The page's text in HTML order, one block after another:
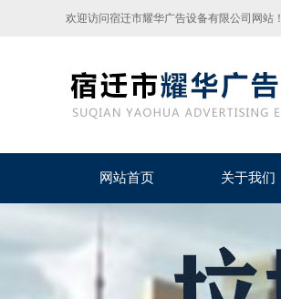
欢迎访问宿迁市耀华广告设备有限公司网站！
网站首页 关于我们